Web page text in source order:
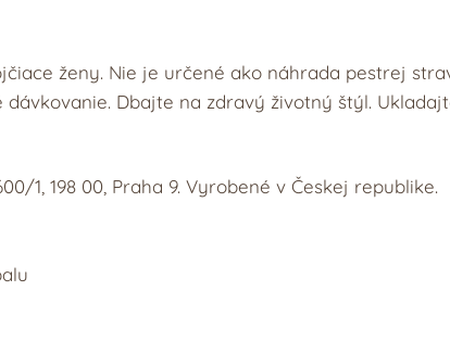
ženy. Nie je určené ako náhrada pestrej
Dbajte na zdravý životný štýl.
1, 198 00, Praha 9. Vyrobené v Českej republike.